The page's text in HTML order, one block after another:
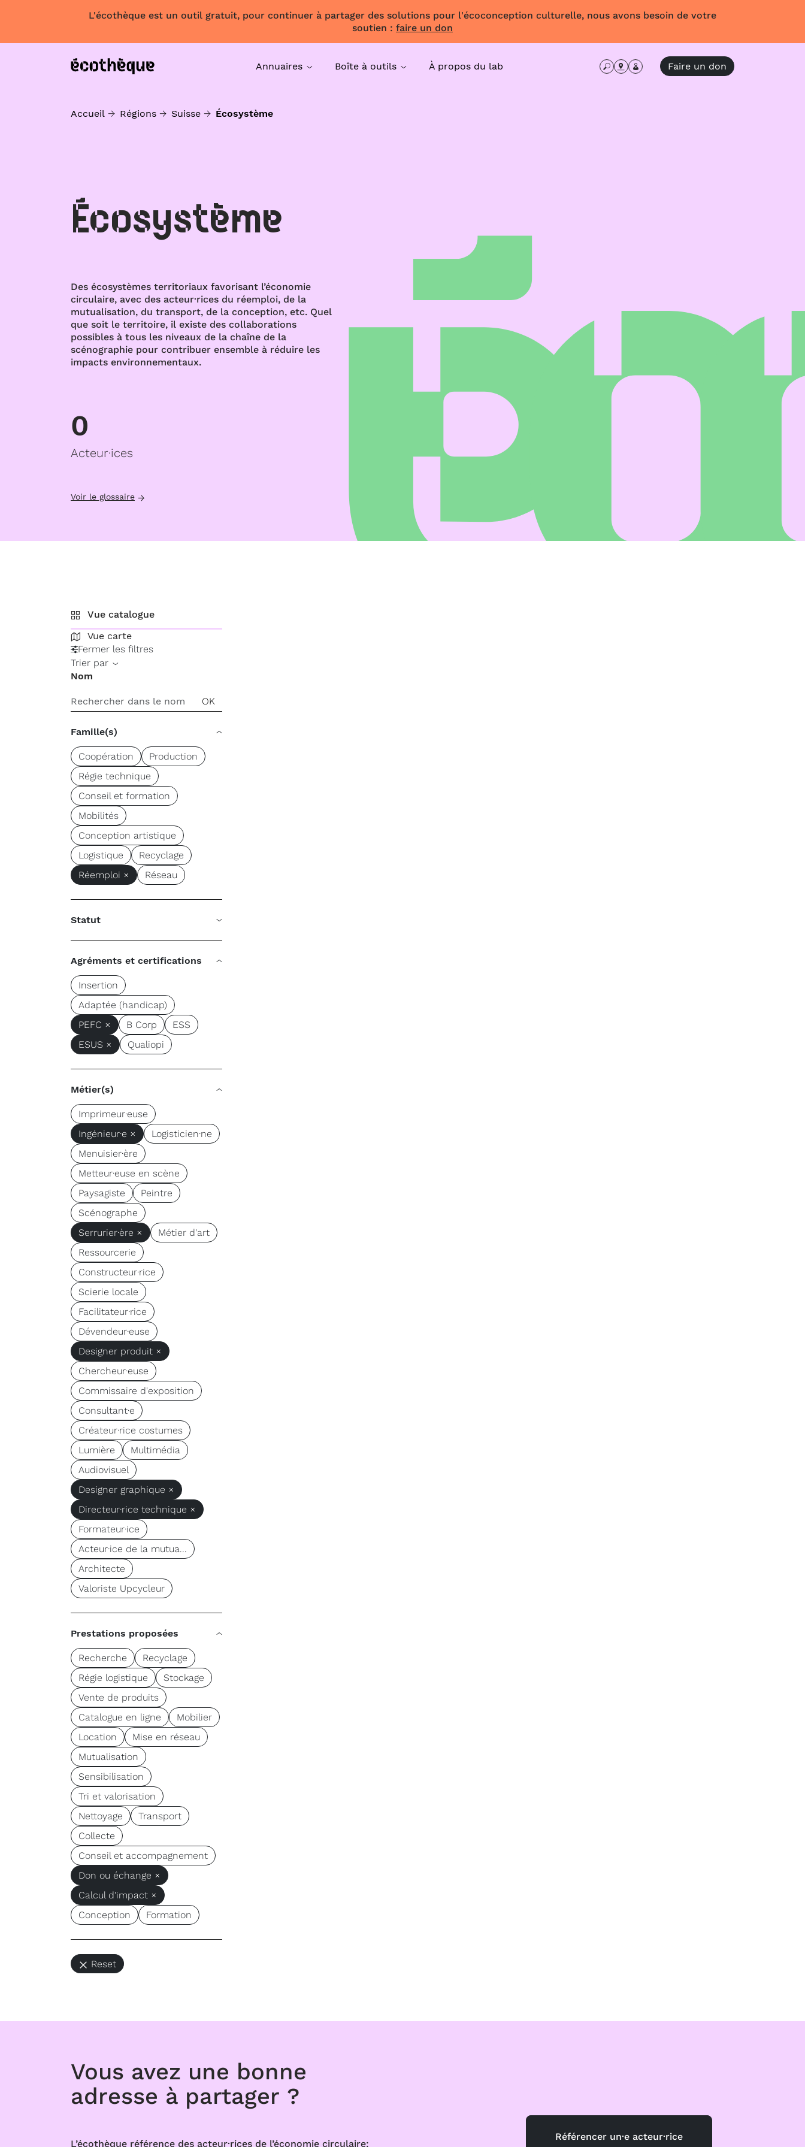
L'écothèque est un outil gratuit, pour continuer à partager des solutions pour l'écoconception culturelle, nous avons besoin de votre
soutien : faire un don
Annuaires Boîte à outils À propos du lab Faire un don
Accueil Régions Suisse Écosystème
Écosystème
Des écosystèmes territoriaux favorisant l’économie
circulaire, avec des acteur·rices du réemploi, de la
mutualisation, du transport, de la conception, etc. Quel
que soit le territoire, il existe des collaborations
possibles à tous les niveaux de la chaîne de la
scénographie pour contribuer ensemble à réduire les
impacts environnementaux.
0
Acteur·ices
Voir le glossaire
Vue catalogue
Vue carte
Fermer les filtres
Trier par
Nom
Famille(s)
Coopération
Production
Régie technique
Conseil et formation
Mobilités
Conception artistique
Logistique
Recyclage
Réemploi ×
Réseau
Statut
Agréments et certifications
Insertion
Adaptée (handicap)
PEFC ×
B Corp
ESS
ESUS ×
Qualiopi
Métier(s)
Imprimeur·euse
Ingénieur·e ×
Logisticien·ne
Menuisier·ère
Metteur·euse en scène
Paysagiste
Peintre
Scénographe
Serrurier·ère ×
Métier d'art
Ressourcerie
Constructeur·rice
Scierie locale
Facilitateur·rice
Dévendeur·euse
Designer produit ×
Chercheur·euse
Commissaire d'exposition
Consultant·e
Créateur·rice costumes
Lumière
Multimédia
Audiovisuel
Designer graphique ×
Directeur·rice technique ×
Formateur·ice
Acteur·ice de la mutua...
Architecte
Valoriste Upcycleur
Prestations proposées
Recherche
Recyclage
Régie logistique
Stockage
Vente de produits
Catalogue en ligne
Mobilier
Location
Mise en réseau
Mutualisation
Sensibilisation
Tri et valorisation
Nettoyage
Transport
Collecte
Conseil et accompagnement
Don ou échange ×
Calcul d'impact ×
Conception
Formation
Reset
Vous avez une bonne
adresse à partager ?
L’écothèque référence des acteur·rices de l’économie circulaire:
Référencer un·e acteur·rice